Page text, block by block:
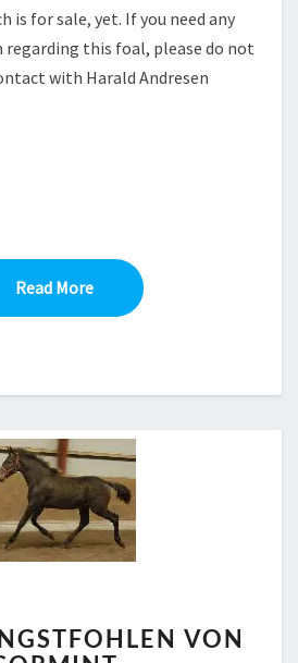
is for sale, yet. If you need any
this foal, please do not
with Harald Andresen
Read MoreRead More
–
VON